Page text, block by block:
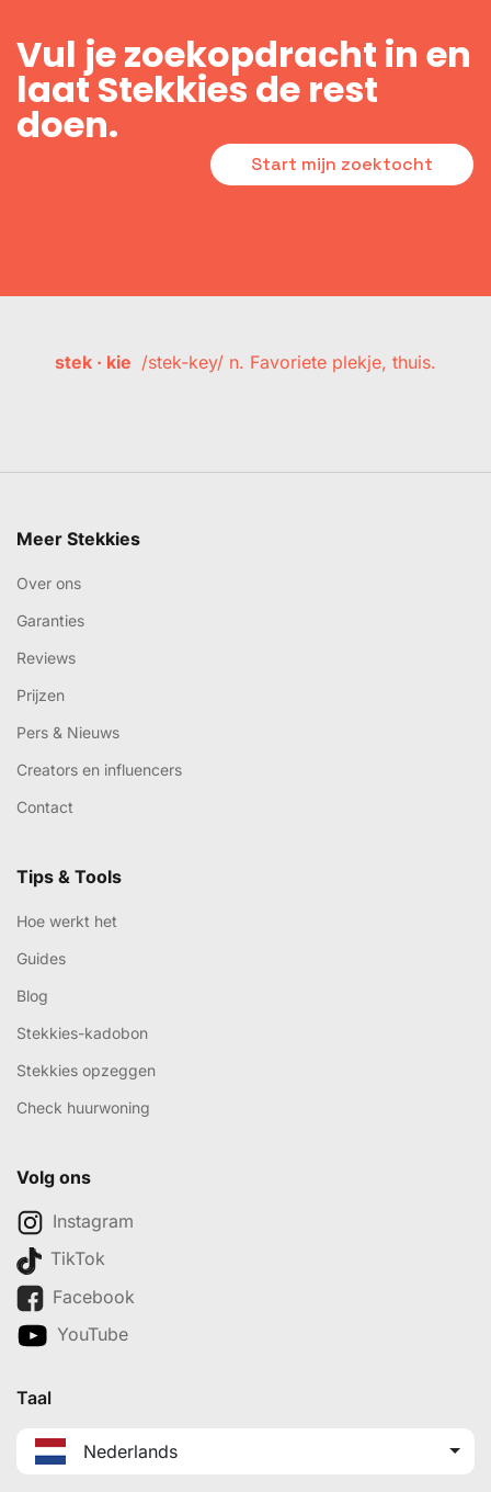
Vul je zoekopdracht in en
laat Stekkies de rest
doen.
Start mijn zoektocht
stek · kie /stek-key/ n. Favoriete plekje, thuis.
Meer Stekkies
Over ons
Garanties
Reviews
Prijzen
Pers & Nieuws
Creators en influencers
Contact
Tips & Tools
Hoe werkt het
Guides
Blog
Stekkies-kadobon
Stekkies opzeggen
Check huurwoning
Volg ons
Instagram
TikTok
Facebook
YouTube
Taal
Nederlands